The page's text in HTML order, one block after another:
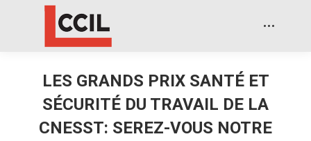
LES GRANDS PRIX SANTÉ ET
SÉCURITÉ DU TRAVAIL DE LA
CNESST: SEREZ-VOUS NOTRE